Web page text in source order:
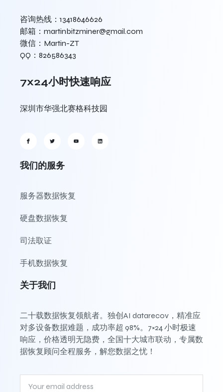
咨询热线：13418646626
邮箱：martinbitzminer@gmail.com
微信：Martin-ZT
QQ：826586343
7x24小时快速响应
深圳市华强北赛格科技园
我们的服务
服务器数据恢复
硬盘数据恢复
司法取证
手机数据恢复
关于我们
二十载数据恢复领航者。独创AI datarecov，精准应
对多设备数据难题，成功率超 98%。7×24 小时极速
响应，价格透明无隐费，全国十大城市联动，专属数
据恢复顾问全程服务，解您数据之忧！